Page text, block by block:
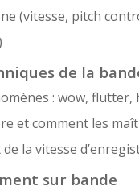
(vitesse, pitch
de la
: wow,
et comment les
la vitesse
sur bande